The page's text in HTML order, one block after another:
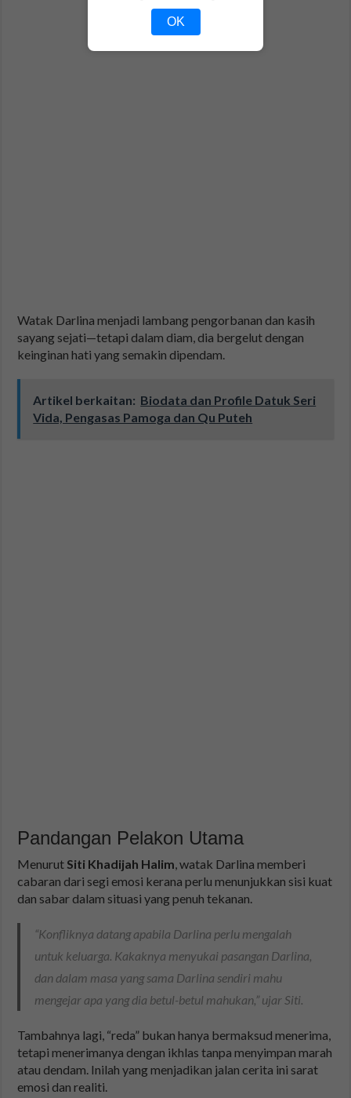
Watak Darlina menjadi lambang pengorbanan dan kasih
sayang sejati—tetapi dalam diam, dia bergelut dengan
keinginan hati yang semakin dipendam.
Artikel berkaitan: Biodata dan Profile Datuk Seri
Vida, Pengasas Pamoga dan Qu Puteh
Pandangan Pelakon Utama
Menurut Siti Khadijah Halim , watak Darlina memberi
cabaran dari segi emosi kerana perlu menunjukkan sisi kuat
dan sabar dalam situasi yang penuh tekanan.
“Konfliknya datang apabila Darlina perlu mengalah
untuk keluarga. Kakaknya menyukai pasangan Darlina,
dan dalam masa yang sama Darlina sendiri mahu
mengejar apa yang dia betul-betul mahukan,” ujar Siti.
Tambahnya lagi, “reda” bukan hanya bermaksud menerima,
tetapi menerimanya dengan ikhlas tanpa menyimpan marah
atau dendam. Inilah yang menjadikan jalan cerita ini sarat
emosi dan realiti.
OK